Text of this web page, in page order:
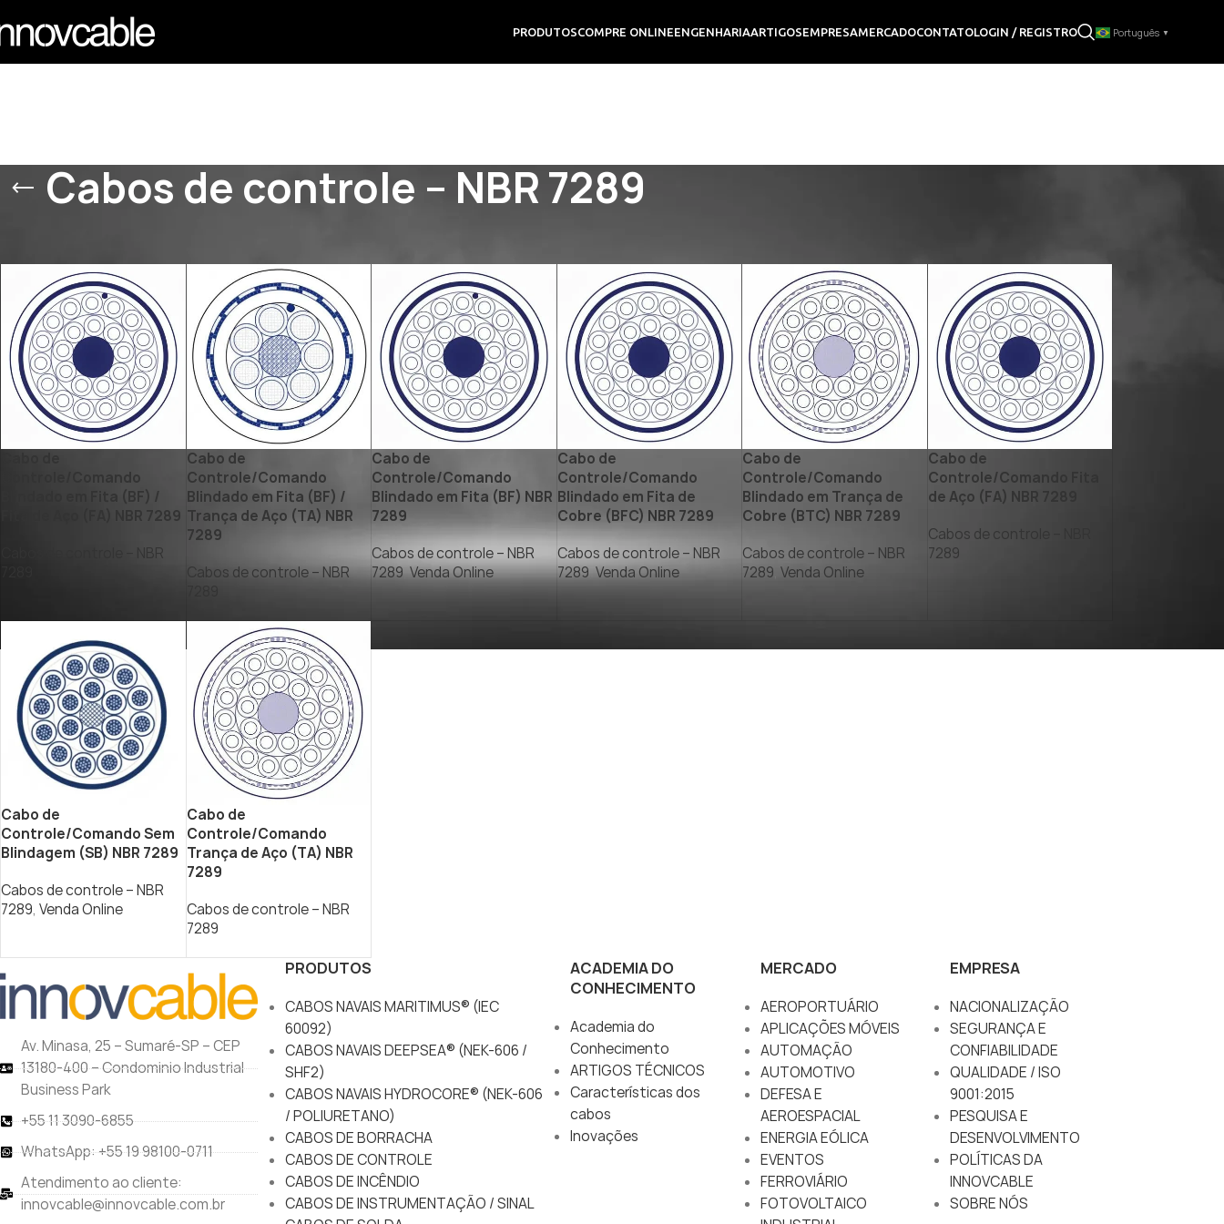
PRODUTOSCOMPRE ONLINEENGENHARIAARTIGOSEMPRESAMERCADOCONTATOLOGIN / REGISTRO Português ▼
Cabos de controle – NBR 7289
Controle/Comando
Blindado em Fita (BF) /
Fita de Aço (FA) NBR 7289
Cabos de controle – NBR
Cabo de
Controle/Comando
Blindado em Fita (BF) /
Trança de Aço (TA) NBR
7289
Cabos de controle – NBR
Cabo de
Controle/Comando
Blindado em Fita (BF) NBR
7289
Cabos de controle – NBR
7289,Venda Online
Cabo de
Controle/Comando
Blindado em Fita de
Cobre (BFC) NBR 7289
Cabos de controle – NBR
7289,Venda Online
Cabo de
Controle/Comando
Blindado em Trança de
Cobre (BTC) NBR 7289
Cabos de controle – NBR
7289 Venda Online
Cabo de
Controle/Comando Fita
de Aço (FA) NBR 7289
Cabos de controle – NBR
7289
Cabo de
Controle/Comando Sem
Blindagem (SB) NBR 7289
Cabos de controle – NBR
7289, Venda Online
Cabo de
Controle/Comando
Trança de Aço (TA) NBR
7289
Cabos de controle – NBR
7289
Av. Minasa, 25 – Sumaré-SP – CEP
13180-400 – Condominio Industrial
Business Park
+55 11 3090-6855
WhatsApp: +55 19 98100-0711
Atendimento ao cliente:
innovcable@innovcable.com.br
PRODUTOS
CABOS NAVAIS MARITIMUS® (IEC
60092)
CABOS NAVAIS DEEPSEA® (NEK-606 /
SHF2)
CABOS NAVAIS HYDROCORE® (NEK-606
/ POLIURETANO)
CABOS DE BORRACHA
CABOS DE CONTROLE
CABOS DE INCÊNDIO
CABOS DE INSTRUMENTAÇÃO / SINAL
ACADEMIA DO
CONHECIMENTO
Academia do
Conhecimento
ARTIGOS TÉCNICOS
Características dos
cabos
Inovações
MERCADO
AEROPORTUÁRIO
APLICAÇÕES MÓVEIS
AUTOMAÇÃO
AUTOMOTIVO
DEFESA E
AEROESPACIAL
ENERGIA EÓLICA
EVENTOS
FERROVIÁRIO
FOTOVOLTAICO
EMPRESA
NACIONALIZAÇÃO
SEGURANÇA E
CONFIABILIDADE
QUALIDADE / ISO
9001:2015
PESQUISA E
DESENVOLVIMENTO
POLÍTICAS DA
INNOVCABLE
SOBRE NÓS